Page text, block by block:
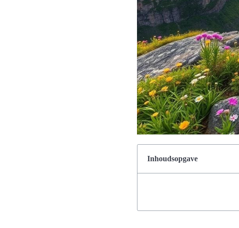
Inhoudsopgave